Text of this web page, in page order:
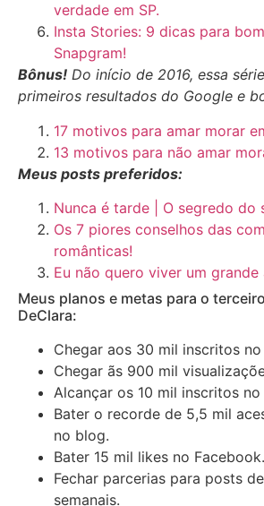
verdade em SP.
Insta Stories: 9 dicas para
Snapgram!
Bônus! Do início de 2016, essa
primeiros resultados do Google e
17 motivos para amar morar
13 motivos para não amar
Meus posts preferidos:
Nunca é tarde | O segredo do
Os 7 piores conselhos das
românticas!
Eu não quero viver um grande
Meus planos e metas para o
DeClara:
Chegar aos 30 mil inscritos
Chegar ãs 900 mil
Alcançar os 10 mil inscritos no
Bater o recorde de 5,5 mil
no blog.
Bater 15 mil likes no Facebook.
Fechar parcerias para posts
semanais.